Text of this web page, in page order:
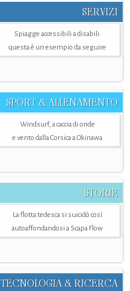
SERVIZI
Spiagge accessibili a disabili:
questa è un esempio da seguire
SPORT & ALLENAMENTO
Windsurf, a caccia di onde
e vento dalla Corsica a Okinawa
STORIE
La flotta tedesca si suicidò così
autoaffondandosi a Scapa Flow
TECNOLOGIA & RICERCA